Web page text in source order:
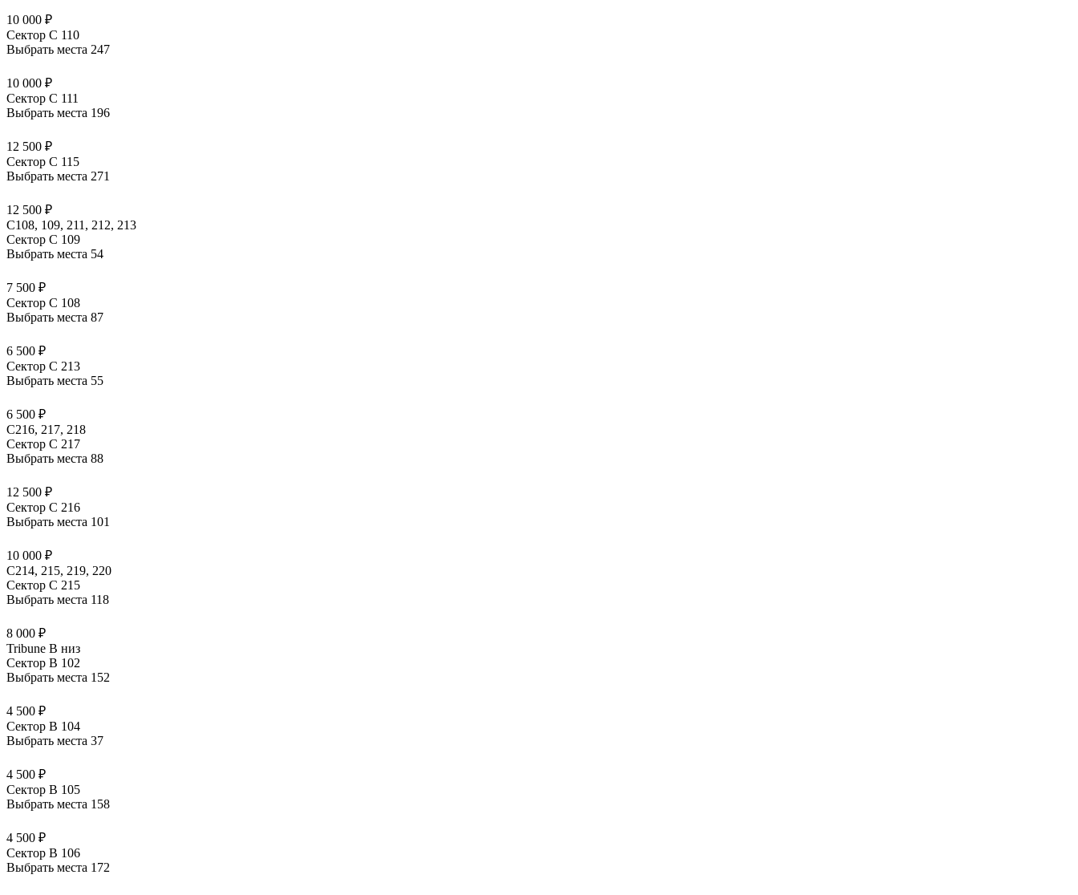
10 000 ₽
Сектор C 110
Выбрать места 247
10 000 ₽
Сектор C 111
Выбрать места 196
12 500 ₽
Сектор C 115
Выбрать места 271
12 500 ₽
С108, 109, 211, 212, 213
Сектор C 109
Выбрать места 54
7 500 ₽
Сектор C 108
Выбрать места 87
6 500 ₽
Сектор C 213
Выбрать места 55
6 500 ₽
С216, 217, 218
Сектор C 217
Выбрать места 88
12 500 ₽
Сектор C 216
Выбрать места 101
10 000 ₽
С214, 215, 219, 220
Сектор C 215
Выбрать места 118
8 000 ₽
Tribune B низ
Сектор B 102
Выбрать места 152
4 500 ₽
Сектор B 104
Выбрать места 37
4 500 ₽
Сектор B 105
Выбрать места 158
4 500 ₽
Сектор B 106
Выбрать места 172